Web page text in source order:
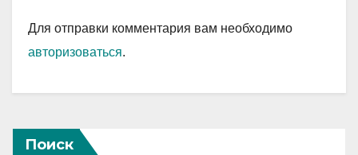
Для отправки комментария вам необходимо
авторизоваться.
Поиск